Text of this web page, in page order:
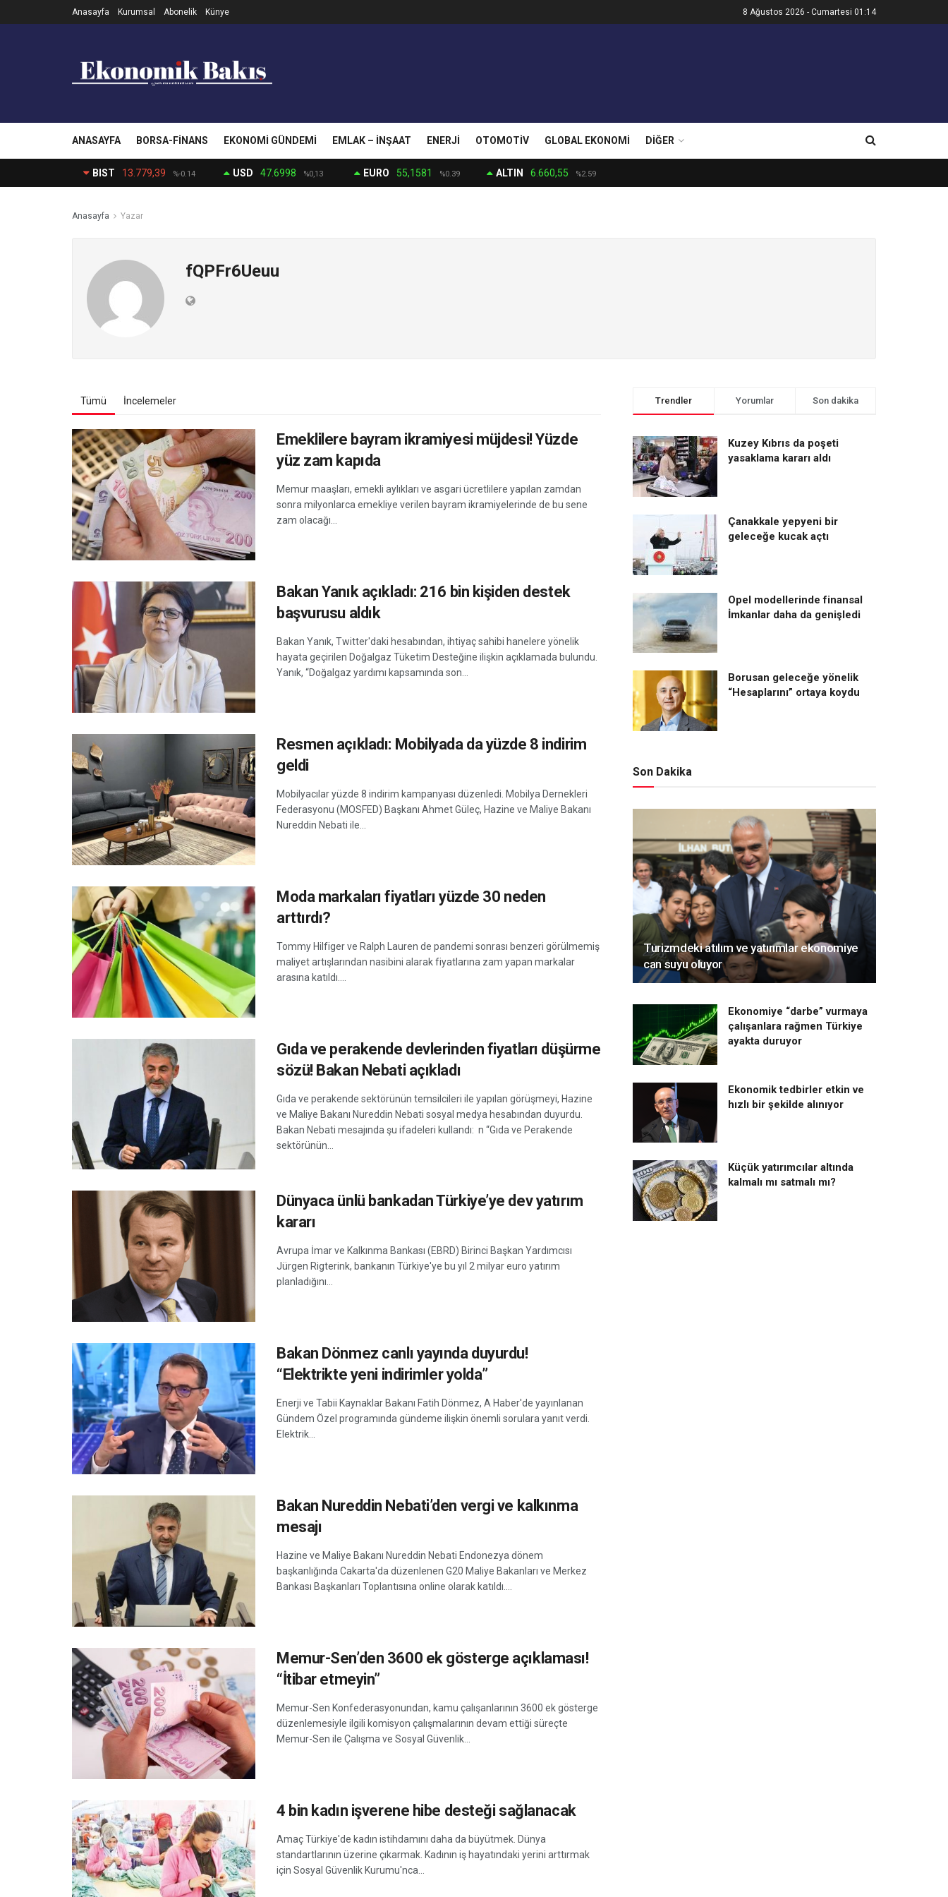
Anasayfa Kurumsal Abonelik Künye 8 Ağustos 2026 - Cumartesi 01:14
ANASAYFA BORSA-FINANS EKONOMI GÜNDEMI EMLAK – İNŞAAT ENERJI OTOMOTIV GLOBAL EKONOMI DIĞER
BIST 13.779,39 %-0.14 USD 47.6998 %0,13 EURO 55,1581 %0.39 ALTIN 6.660,55 %2.59
Anasayfa Yazar
fQPFr6Ueuu
Tümü İncelemeler
Emeklilere bayram ikramiyesi müjdesi! Yüzde
yüz zam kapıda
Memur maaşları, emekli aylıkları ve asgari ücretlilere yapılan zamdan
sonra milyonlarca emekliye verilen bayram ikramiyelerinde de bu sene
zam olacağı...
Bakan Yanık açıkladı: 216 bin kişiden destek
başvurusu aldık
Bakan Yanık, Twitter'daki hesabından, ihtiyaç sahibi hanelere yönelik
hayata geçirilen Doğalgaz Tüketim Desteğine ilişkin açıklamada bulundu.
Yanık, “Doğalgaz yardımı kapsamında son...
Resmen açıkladı: Mobilyada da yüzde 8 indirim
geldi
Mobilyacılar yüzde 8 indirim kampanyası düzenledi. Mobilya Dernekleri
Federasyonu (MOSFED) Başkanı Ahmet Güleç, Hazine ve Maliye Bakanı
Nureddin Nebati ile...
Moda markaları fiyatları yüzde 30 neden
arttırdı?
Tommy Hilfiger ve Ralph Lauren de pandemi sonrası benzeri görülmemiş
maliyet artışlarından nasibini alarak fiyatlarına zam yapan markalar
arasına katıldı....
Gıda ve perakende devlerinden fiyatları düşürme
sözü! Bakan Nebati açıkladı
Gıda ve perakende sektörünün temsilcileri ile yapılan görüşmeyi, Hazine
ve Maliye Bakanı Nureddin Nebati sosyal medya hesabından duyurdu.
Bakan Nebati mesajında şu ifadeleri kullandı: n “Gıda ve Perakende
sektörünün...
Dünyaca ünlü bankadan Türkiye’ye dev yatırım
kararı
Avrupa İmar ve Kalkınma Bankası (EBRD) Birinci Başkan Yardımcısı
Jürgen Rigterink, bankanın Türkiye'ye bu yıl 2 milyar euro yatırım
planladığını...
Bakan Dönmez canlı yayında duyurdu!
“Elektrikte yeni indirimler yolda”
Enerji ve Tabii Kaynaklar Bakanı Fatih Dönmez, A Haber'de yayınlanan
Gündem Özel programında gündeme ilişkin önemli sorulara yanıt verdi.
Elektrik...
Bakan Nureddin Nebati’den vergi ve kalkınma
mesajı
Hazine ve Maliye Bakanı Nureddin Nebati Endonezya dönem
başkanlığında Cakarta'da düzenlenen G20 Maliye Bakanları ve Merkez
Bankası Başkanları Toplantısına online olarak katıldı....
Memur-Sen’den 3600 ek gösterge açıklaması!
“İtibar etmeyin”
Memur-Sen Konfederasyonundan, kamu çalışanlarının 3600 ek gösterge
düzenlemesiyle ilgili komisyon çalışmalarının devam ettiği süreçte
Memur-Sen ile Çalışma ve Sosyal Güvenlik...
4 bin kadın işverene hibe desteği sağlanacak
Amaç Türkiye'de kadın istihdamını daha da büyütmek. Dünya
standartlarının üzerine çıkarmak. Kadının iş hayatındaki yerini arttırmak
için Sosyal Güvenlik Kurumu'nca...
Trendler Yorumlar Son dakika
Kuzey Kıbrıs da poşeti
yasaklama kararı aldı
Çanakkale yepyeni bir
geleceğe kucak açtı
Opel modellerinde finansal
İmkanlar daha da genişledi
Borusan geleceğe yönelik
“Hesaplarını” ortaya koydu
Son Dakika
Turizmdeki atılım ve yatırımlar ekonomiye
can suyu oluyor
Ekonomiye “darbe” vurmaya
çalışanlara rağmen Türkiye
ayakta duruyor
Ekonomik tedbirler etkin ve
hızlı bir şekilde alınıyor
Küçük yatırımcılar altında
kalmalı mı satmalı mı?